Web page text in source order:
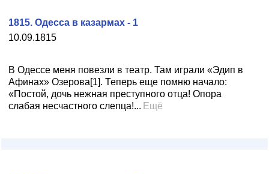
10.09.1815
1815. Одесса в казармах - 1
В Одессе меня повезли в театр. Там играли «Эдип в
Афинах» Озерова[1]. Теперь еще помню начало:
«Постой, дочь нежная преступного отца! Опора
слабая несчастного слепца!... Ещё